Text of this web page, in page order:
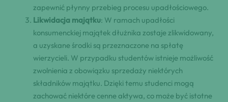
zapewnić płynny przebieg procesu upadłościowego.
Likwidacja majątku: W ramach upadłości
konsumenckiej majątek dłużnika zostaje zlikwidowany,
a uzyskane środki są przeznaczone na spłatę
wierzycieli. W przypadku studentów istnieje możliwość
zwolnienia z obowiązku sprzedaży niektórych
składników majątku. Dzięki temu studenci mogą
zachować niektóre cenne aktywa, co może być istotne